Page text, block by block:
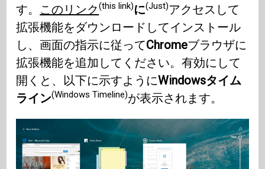
す。 このリンク(this link)に(Just)アクセスして
拡張機能をダウンロードしてインストール
し、画面の指示に従ってChromeブラウザに
拡張機能を追加してください。有効にして
開くと、以下に示すようにWindowsタイム
ライン(Windows Timeline)が表示されます。